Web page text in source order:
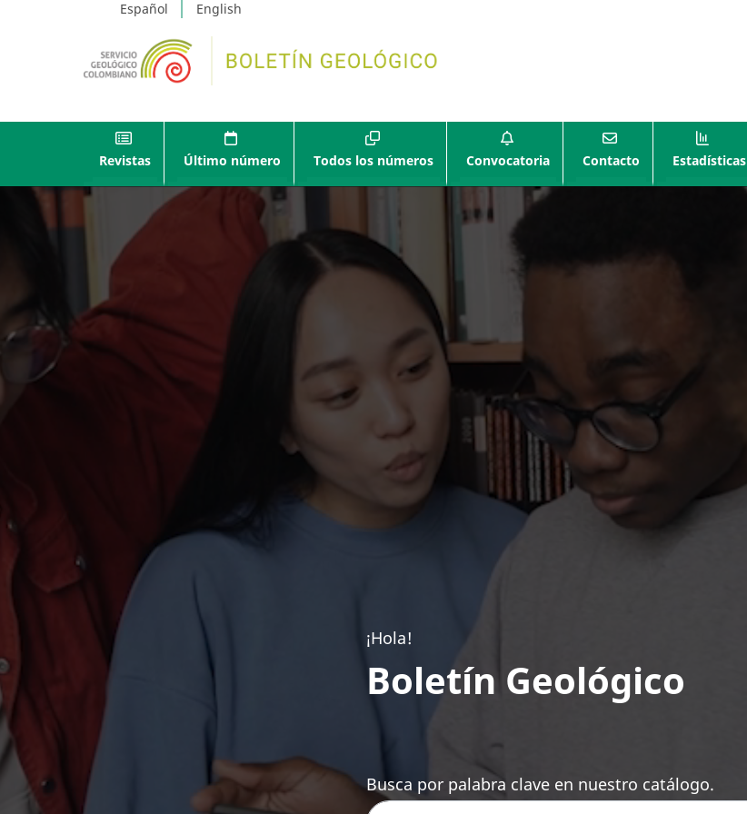
Español English
Revistas Último número Todos los números Convocatoria Contacto Estadísticas
¡Hola!
Boletín Geológico
Busca por palabra clave en nuestro catálogo.